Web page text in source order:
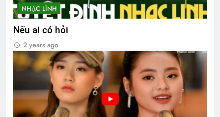
NHẠC LÍNH
Nếu ai có hỏi
2 years ago